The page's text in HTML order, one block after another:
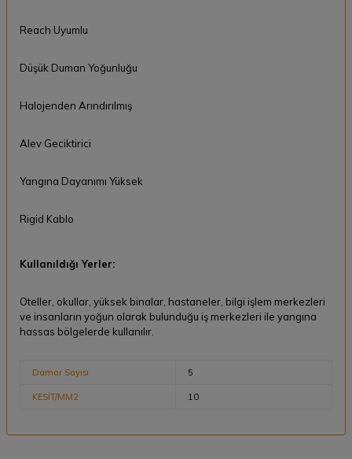
Reach Uyumlu
Düşük Duman Yoğunluğu
Halojenden Arındırılmış
Alev Geciktirici
Yangına Dayanımı Yüksek
Rigid Kablo
Kullanıldığı Yerler:
Oteller, okullar, yüksek binalar, hastaneler, bilgi işlem merkezleri
ve insanların yoğun olarak bulunduğu iş merkezleri ile yangına
hassas bölgelerde kullanılır.
Damar Sayısı 5
KESİT/MM2 10